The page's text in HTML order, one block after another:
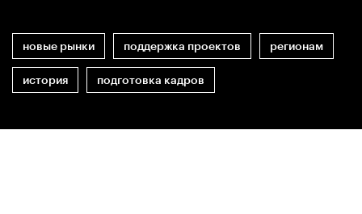
новые рынки поддержка проектов регионам
история подготовка кадров